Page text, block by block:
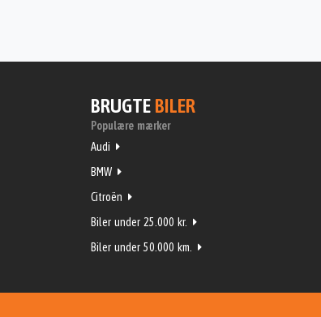
BRUGTE BILER
Populære mærker
Audi
BMW
Citroën
Biler under 25.000 kr.
Biler under 50.000 km.